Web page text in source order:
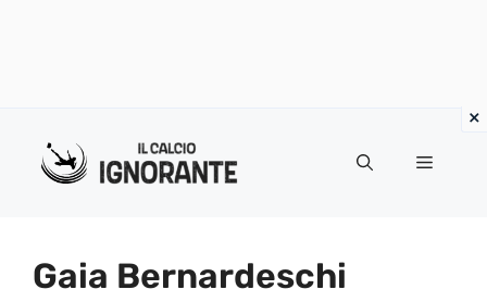
Menu
Gaia Bernardeschi